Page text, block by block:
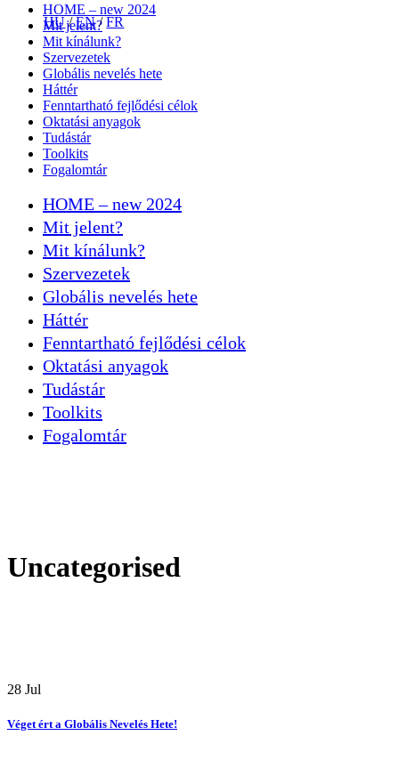
HU/EN/FR
HOME – new 2024
Mit jelent?
Mit kínálunk?
Szervezetek
Globális nevelés hete
Háttér
Fenntartható fejlődési célok
Oktatási anyagok
Tudástár
Toolkits
Fogalomtár
HOME – new 2024
Mit jelent?
Mit kínálunk?
Szervezetek
Globális nevelés hete
Háttér
Fenntartható fejlődési célok
Oktatási anyagok
Tudástár
Toolkits
Fogalomtár
Uncategorised
28 Jul
Véget ért a Globális Nevelés Hete!